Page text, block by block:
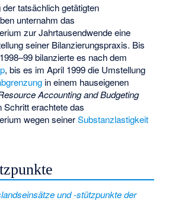
tatsächlich getätigten
unternahm das
zur Jahrtausendwende eine
seiner Bilanzierungspraxis. Bis
1998–99 bilanzierte es nach dem
, bis es im April 1999 die Umstellung
in einem hauseigenen
Accounting and Budgeting
Schritt erachtete das
wegen seinerSubstanzlastigkeit
und -stützpunkte der